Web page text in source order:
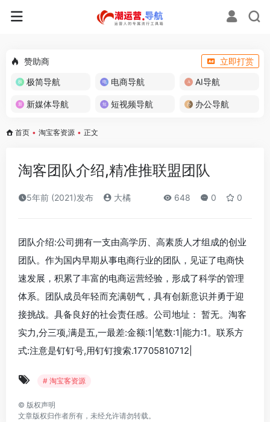
赞助商
立即打赏
极简导航
电商导航 AI导航
新媒体导航 短视频导航 办公导航
首页 • 淘宝客资源 • 正文
淘客团队介绍,精准推联盟团队
5年前 (2021)发布 大橘 648 0 0
团队介绍:公司拥有一支由高学历、高素质人才组成的创业
团队。作为国内早期从事电商行业的团队，见证了电商快
速发展，积累了丰富的电商运营经验，形成了科学的管理
体系。团队成员年轻而充满朝气，具有创新意识并勇于迎
接挑战。具备良好的社会责任感。公司地址： 暂无。淘客
实力,分三项,满是五,一最差:金额:1|笔数:1|能力:1。联系方
式:注意是钉钉号,用钉钉搜索.17705810712|
# 淘宝客资源
© 版权声明
文章版权归作者所有，未经允许请勿转载。